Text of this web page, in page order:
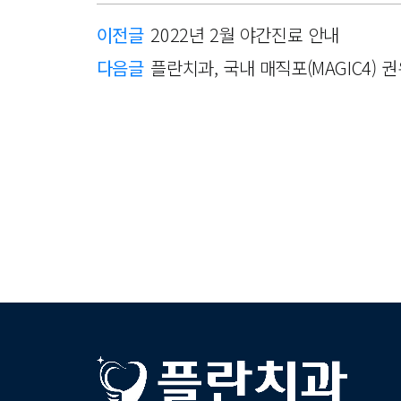
이전글 2022년 2월 야간진료 안내
다음글 플란치과, 국내 매직포(MAGIC4)